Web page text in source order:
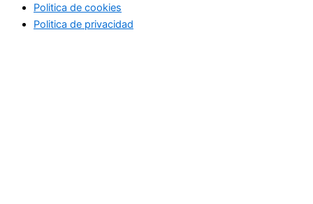
Politica de cookies
Politica de privacidad